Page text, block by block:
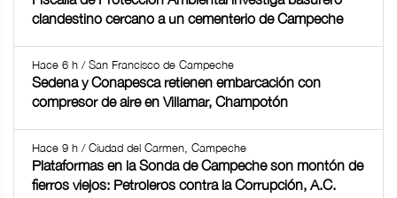
clandestino cercano a un cementerio de Campeche
Hace 6 h / San Francisco de Campeche
Sedena y Conapesca retienen embarcación con
compresor de aire en Villamar, Champotón
Hace 9 h / Ciudad del Carmen, Campeche
Plataformas en la Sonda de Campeche son montón de
fierros viejos: Petroleros contra la Corrupción, A.C.